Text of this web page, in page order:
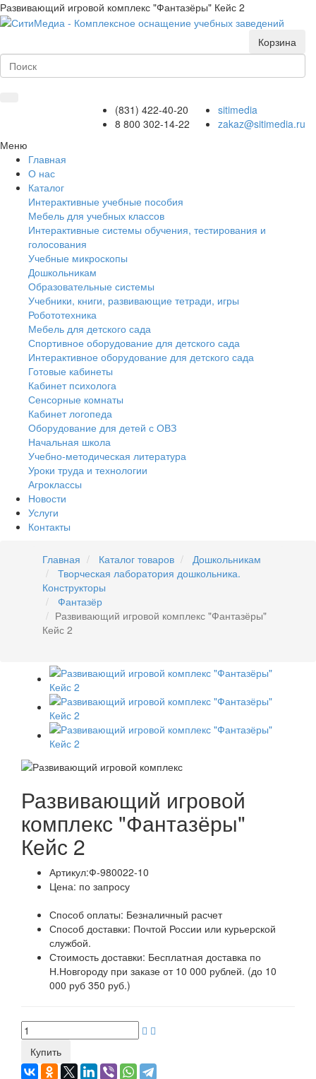
Развивающий игровой комплекс "Фантазёры" Кейс 2
Корзина
sitimedia
zakaz@sitimedia.ru
(831) 422-40-20
8 800 302-14-22
Меню
Главная
О нас
Каталог
Интерактивные учебные пособия
Мебель для учебных классов
Интерактивные системы обучения, тестирования и
голосования
Учебные микроскопы
Дошкольникам
Образовательные системы
Учебники, книги, развивающие тетради, игры
Робототехника
Мебель для детского сада
Спортивное оборудование для детского сада
Интерактивное оборудование для детского сада
Готовые кабинеты
Кабинет психолога
Сенсорные комнаты
Кабинет логопеда
Оборудование для детей с ОВЗ
Начальная школа
Учебно-методическая литература
Уроки труда и технологии
Агроклассы
Новости
Услуги
Контакты
Главная Каталог товаров
Дошкольникам
Творческая лаборатория дошкольника.
Конструкторы
Фантазёр
Развивающий игровой комплекс "Фантазёры"
Кейс 2
Развивающий игровой
комплекс "Фантазёры"
Кейс 2
Артикул:Ф-980022-10
Цена: по запросу
Способ оплаты: Безналичный расчет
Способ доставки: Почтой России или курьерской
службой.
Стоимость доставки: Бесплатная доставка по
Н.Новгороду при заказе от 10 000 рублей. (до 10
000 руб 350 руб.)
Купить